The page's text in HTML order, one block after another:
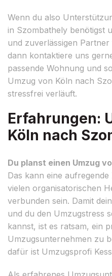
Wenn du also
in Szombathely benötigst
und zuverlässigen
dann kontaktiere uns
passende Wohnung und
Umzug von Köln nach
stressfrei verläuft.
Erfahrungen:
Köln nach
Du planst einen Umzug
Das kann eine
vielen organisatorischen
verbunden sein. Damit
und du den Umzugstress
kannst, ist es ratsam, ein
Umzugsunternehmen zu
dafür ist Umzugsprofi